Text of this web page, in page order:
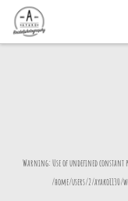
Warning: Use of undefined constant
/home/users/2/ayako1130/